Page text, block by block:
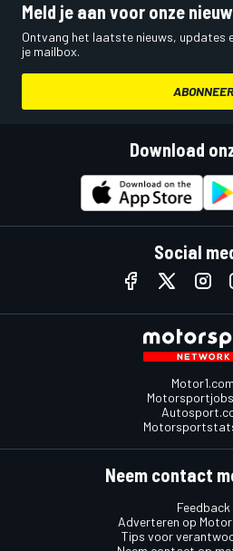
Meld je aan voor onze
Ontvang het laatste nieuws, updates
je mailbox.
ABONNEER
Download
Social
Motor1.com
Neem contact
Feedback
Adverteren op
Tips voor